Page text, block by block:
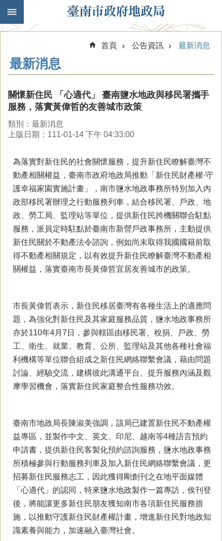
跳到主要內容區塊
首頁 公告資訊 最新消息
最新消息
關懷新住民 「心適代」 臺南鹽水地政與移民署攜手
服務，落實黃偉哲的友善城市政策
類別：最新消息
上版日期：111-01-14 下午 04:33:00
為落實對新住民的社會關懷服務，提升新住民瞭解臺灣不
動產相關權益，臺南市政府地政局推動「新住民財產權‧守
護幸福家園實施計畫」，南市鹽水地政事務所特別加入內
政部移民署辦理之行動服務列車，結合移民署、戶政、地
政、勞工局、監理站等單位，提供新住民跨機關聯合駐點
服務，派員定時駐點於臺南市新營戶政事務所，主動提供
新住民關於不動產法令諮詢，例如尚未取得我國國籍前取
得不動產相關規定，以有效提升新住民瞭解臺灣不動產相
關權益，落實臺南市長黃偉哲宜居友善城市的政策。
市長黃偉哲表示，新住民移居臺灣有各種生活上的適應問
題，為強化對新住民及其家庭服務品質，鹽水地政事務所
亦於110年4月7日，參與轄區由移民署、稅捐、戶政、勞
工、衛生、就業、教育、公所、監理站及其他各種社會福
利機構等單位聯合組成之新住民網絡聯繫會議，藉由問題
討論、經驗交流，建構彼此溝通平台、提升服務內涵及觀
摩學習機會，落實新住民家庭整合性服務功效。
臺南市地政局長陳淑美強調，該局已建置新住民不動產權
益專區，並製作中文、英文、印尼、越南等4種語言預約
申請書，提供新住民客製化預約諮詢服務，鹽水地政事務
所積極參與行動服務列車及加入新住民網絡聯繫會議，更
招募新住民服務志工，因此獲得剛創刊之在地平面媒體
「心適代」的認同，特來鹽水地政製作一篇專訪，俟刊登
後，將能讓更多新住民朋友獲知南市各項新住民服務措
施，以推動守護新住民財產權計畫，增進新住民對地政知
識素養與能力，加速融入臺灣社會。